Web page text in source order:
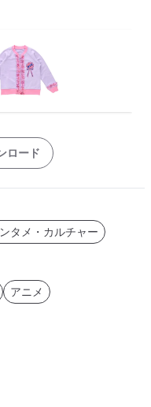
ロード
タメ・カルチャー
アニメ